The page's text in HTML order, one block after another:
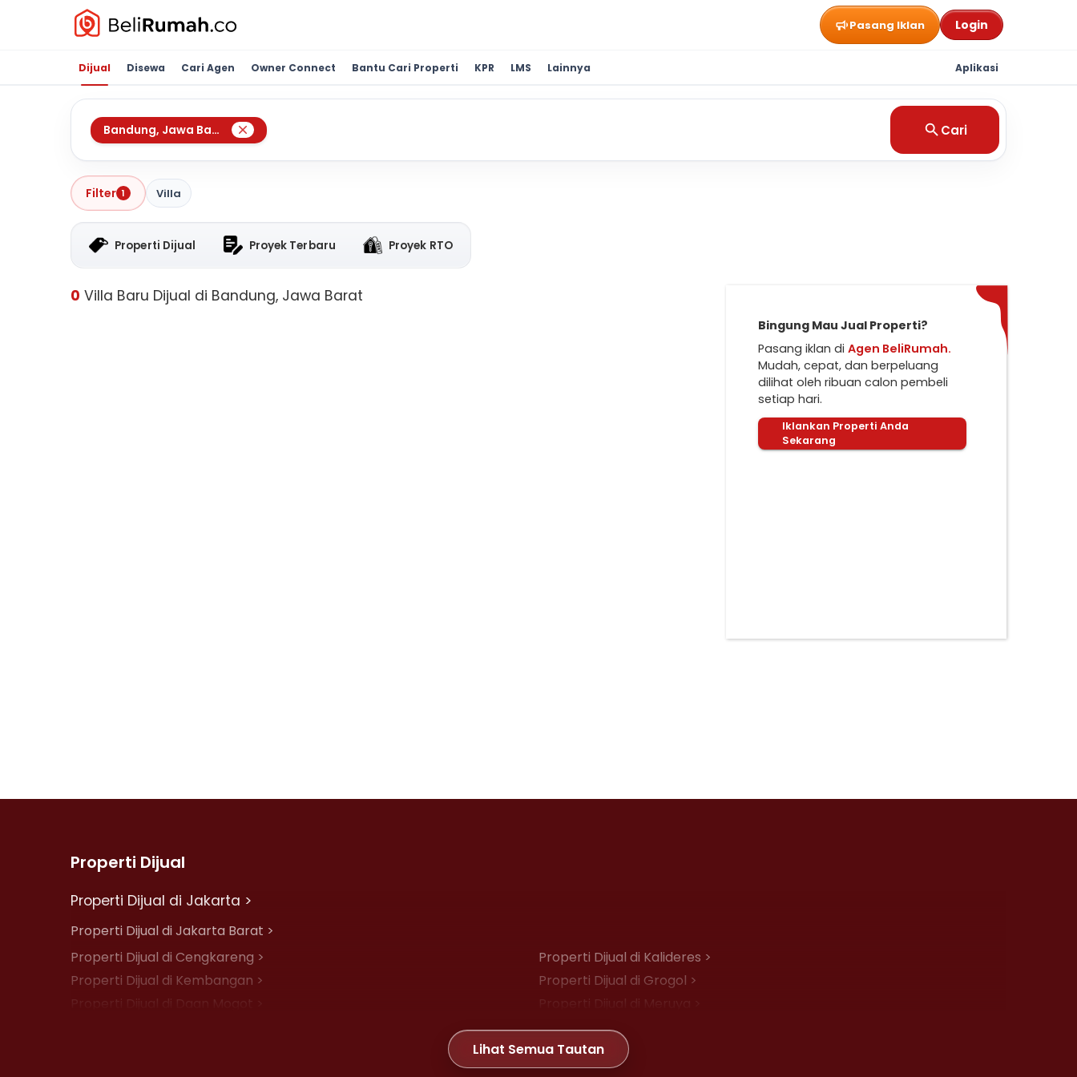
Pasang Iklan Login
Dijual Disewa Cari Agen Owner Connect Bantu Cari Properti KPR LMS Lainnya Aplikasi
Bandung, Jawa Barat Cari
Filter 1 Villa
Properti Dijual Proyek Terbaru Proyek RTO
0 Villa Baru Dijual di Bandung, Jawa Barat
Bingung Mau Jual Properti?
Pasang iklan di Agen BeliRumah.
Mudah, cepat, dan berpeluang
dilihat oleh ribuan calon pembeli
setiap hari.
Iklankan Properti Anda
Sekarang
Properti Dijual
Properti Dijual di Jakarta >
Properti Dijual di Jakarta Barat >
Properti Dijual di Cengkareng >
Properti Dijual di Kalideres >
Properti Dijual di Kembangan >
Properti Dijual di Grogol >
Properti Dijual di Daan Mogot >
Properti Dijual di Meruya >
Properti Dijual di Joglo >
Lihat Semua Tautan